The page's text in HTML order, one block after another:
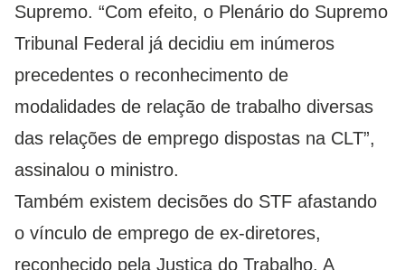
Supremo. “Com efeito, o Plenário do Supremo
Tribunal Federal já decidiu em inúmeros
precedentes o reconhecimento de
modalidades de relação de trabalho diversas
das relações de emprego dispostas na CLT”,
assinalou o ministro.
Também existem decisões do STF afastando
o vínculo de emprego de ex-diretores,
reconhecido pela Justiça do Trabalho. A